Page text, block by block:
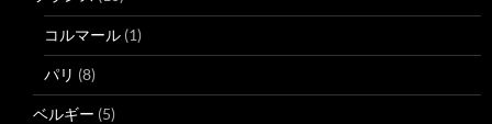
コルマール (1)
パリ (8)
ベルギー (5)